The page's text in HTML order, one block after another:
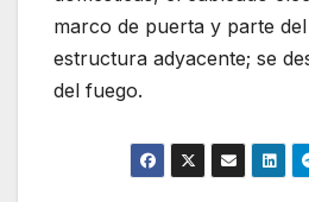
marco de puerta y parte
estructura adyacente; se
del fuego.